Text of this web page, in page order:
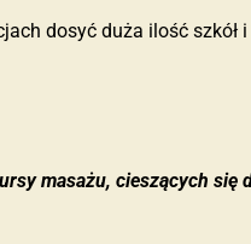
dosyć duża ilość szkół
masażu, cieszących się